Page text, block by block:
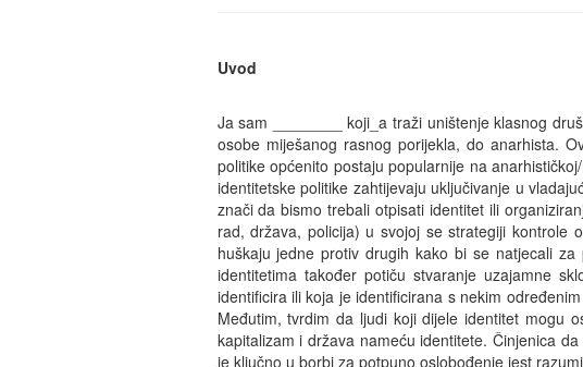
Uvod
Ja sam ________ koji_a traži uništenje klasnog
osobe miješanog rasnog porijekla, do anarhista.
politike općenito postaju popularnije na
identitetske politike zahtijevaju uključivanje u
znači da bismo trebali otpisati identitet ili
rad, država, policija) u svojoj se strategiji kontrole
huškaju jedne protiv drugih kako bi se natjecali
identitetima također potiču stvaranje uzajamne
identificira ili koja je identificirana s nekim
Međutim, tvrdim da ljudi koji dijele identitet mogu
kapitalizam i država nameću identitete. Činjenica
je ključno u borbi za potpuno oslobođenje jest